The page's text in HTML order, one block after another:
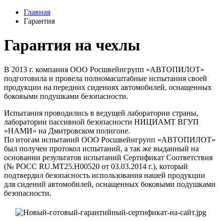
Главная
Гарантия
Гарантия на чехлы
В 2013 г. компания ООО Росшвейнгрупп «АВТОПИЛОТ»
подготовила и провела полномасштабные испытания своей
продукции на передних сидениях автомобилей, оснащенных
боковыми подушками безопасности.
Испытания проводились в ведущей лаборатории страны,
лаборатории пассивной безопасности НИЦИАМТ ВГУП
«НАМИ» на Дмитровском полигоне.
По итогам испытаний ООО Росшвейнгрупп «АВТОПИЛОТ»
был получен протокол испытаний, а так же выданный на
основании результатов испытаний Сертификат Соответствия
(№ РОСС RU.MT25.H00520 от 03.03.2014 г.), который
подтвердил безопасность использования нашей продукции
для сидений автомобилей, оснащенных боковыми подушками
безопасности.